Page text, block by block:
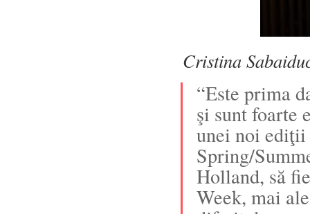
Cristina
“Este prima
şi sunt foarte
unei noi
Spring/
Holland, să
Week, mai